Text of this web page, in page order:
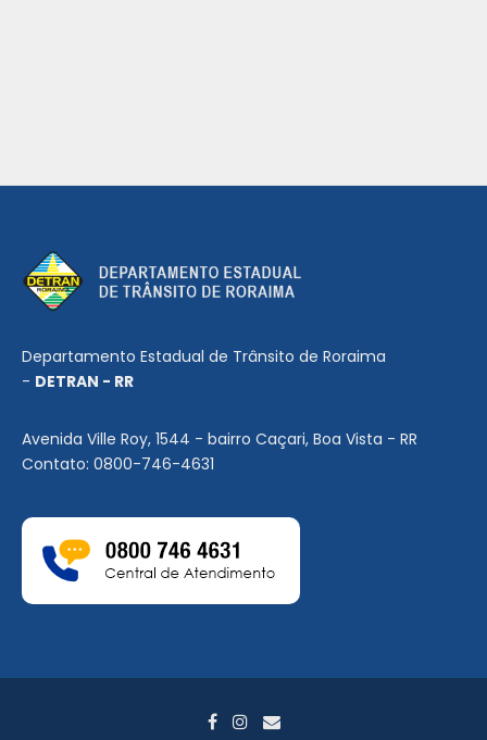
Departamento Estadual de Trânsito de Roraima
- DETRAN - RR
Avenida Ville Roy, 1544 - bairro Caçari, Boa Vista - RR
Contato: 0800-746-4631